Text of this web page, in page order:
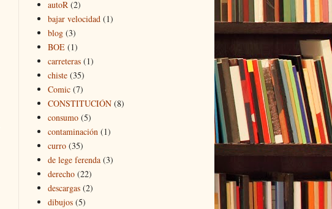
autoR (2)
bajar velocidad (1)
blog (3)
BOE (1)
carreteras (1)
chiste (35)
Comic (7)
CONSTITUCIÓN (8)
consumo (5)
contaminación (1)
curro (35)
de lege ferenda (3)
derecho (22)
descargas (2)
dibujos (5)